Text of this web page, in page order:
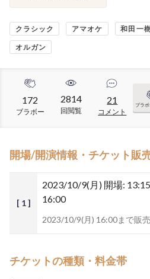
クラシック アマオケ 和田一
オルガン
172
ブラボー
2814
回閲覧
21
コメント
ブラ
開場/開演情報・チケット販
[ 1 ]
2023/10/9(月) 開場:
16:00
2023/10/9(月) 16:00まで販売
チケットの種類・料金帯